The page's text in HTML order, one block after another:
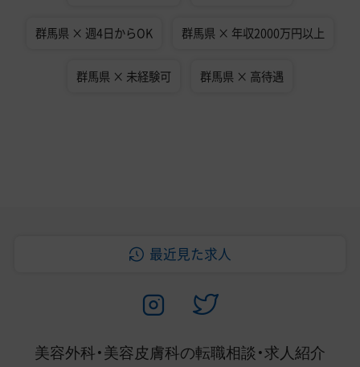
群馬県 × 週4日からOK 群馬県 × 年収2000万円以上
群馬県 × 未経験可 群馬県 × 高待遇
最近見た求人
美容外科・美容皮膚科の転職相談・求人紹介